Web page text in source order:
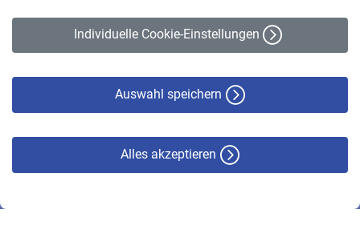
Individuelle Cookie-Einstellungen
Auswahl speichern
Alles akzeptieren
Erklärung zur Barrierefreiheit
© VBL 2026